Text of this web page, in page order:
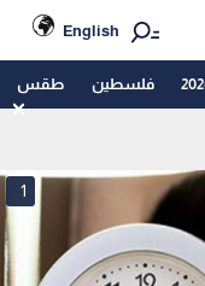
English
فلسطين طقس
1